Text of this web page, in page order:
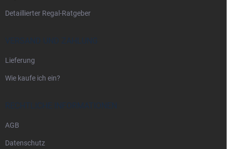
Detaillierter Regal-Ratgeber
VERSAND UND ZAHLUNG
Lieferung
Wie kaufe ich ein?
RECHTLICHE INFORMATIONEN
AGB
Datenschutz